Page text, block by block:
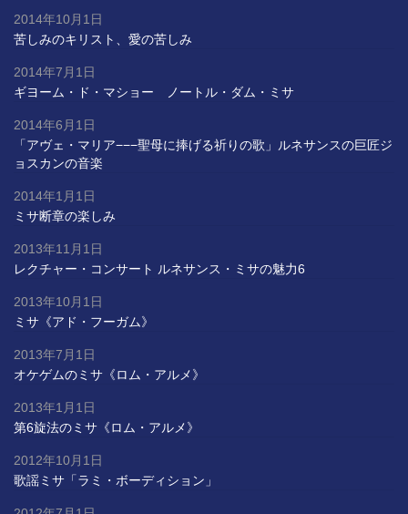
苦しみのキリスト、愛の苦しみ
2014年10月1日
ギヨーム・ド・マショー ノートル・ダム・ミサ
2014年7月1日
「アヴェ・マリア−−−聖母に捧げる祈りの歌」ルネサンスの巨匠ジ
ョスカンの音楽
2014年6月1日
ミサ断章の楽しみ
2014年1月1日
レクチャー・コンサート ルネサンス・ミサの魅力6
2013年11月1日
ミサ《アド・フーガム》
2013年10月1日
オケゲムのミサ《ロム・アルメ》
2013年7月1日
第6旋法のミサ《ロム・アルメ》
2013年1月1日
歌謡ミサ「ラミ・ボーディション」
2012年10月1日